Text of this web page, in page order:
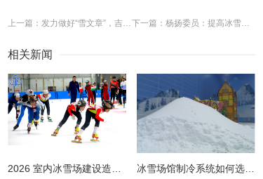
上一篇：发力做好“雪文章”，吉林市多举措推进全民上冰雪 下一篇：杨扬委员：提高冰雪运动安全意识 积极推动冰雪运动进校园
相关新闻
冰雪场馆制冷系统如何选择更节能？从设计到运维的全链路节能指南